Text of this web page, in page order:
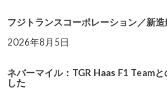
フジトランスコーポレーション／新
2026年8月5日
ネバーマイル：TGR Haas F1 Team
した